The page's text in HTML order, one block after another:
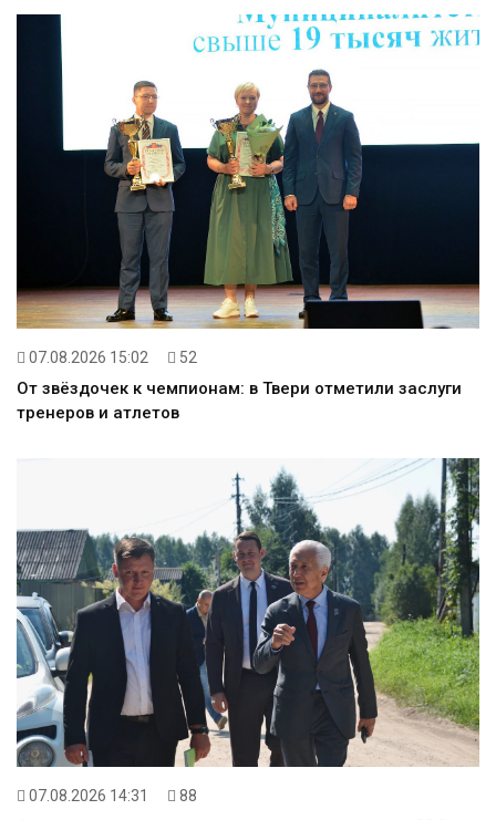
07.08.2026 15:02 52
От звёздочек к чемпионам: в Твери отметили заслуги
тренеров и атлетов
07.08.2026 14:31 88